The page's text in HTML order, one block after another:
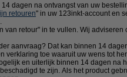
dagen na ontvangst van uw
retouren" in uw 123inkt-account en
van retour" in te vullen. Wij
aanvraag? Dat kan binnen 14
verklaring toe waaruit uw wens tot
en uiterlijk binnen 14 dagen na
te zijn. Als het product